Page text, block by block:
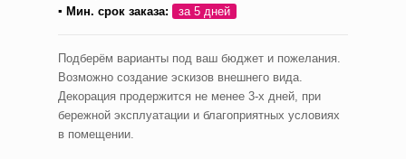
▪ Мин. срок заказа:
за 5 дней
Подберём варианты под ваш бюджет и пожелания.
Возможно создание эскизов внешнего вида.
Декорация продержится не менее 3-х дней, при
бережной эксплуатации и благоприятных условиях
в помещении.